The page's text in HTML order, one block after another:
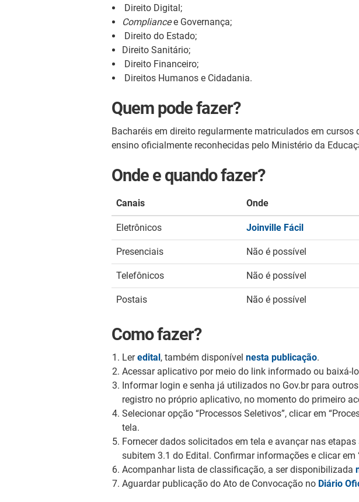
Direito Digital;
Compliancee Governança;
Direito do Estado;
Direito Sanitário;
Direito Financeiro;
Direitos Humanos e Cidadania.
Quem pode fazer?
Bacharéis em direito regularmente matriculados em cursos
ensino oficialmente reconhecidas pelo Ministério da
Onde e quando fazer?
Canais Onde
Eletrônicos Joinville Fácil
Presenciais Não é possível
Telefônicos Não é possível
Postais Não é possível
Como fazer?
Leredital, também disponível nesta publicação.
Acessar aplicativo por meio do link informado ou baixá-
Informar login e senha já utilizados no Gov.br para
registro no próprio aplicativo, no momento do primeiro
Selecionar opção “Processos Seletivos”, clicar em
tela.
Fornecer dados solicitados em tela e avançar nas
subitem 3.1 do Edital. Confirmar informações e clicar em
Acompanhar lista de classificação, a ser disponibilizada
Aguardar publicação do Ato de Convocação no Diário